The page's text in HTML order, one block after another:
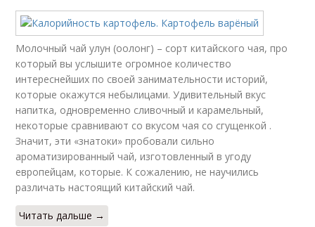
Молочный чай улун (оолонг) – сорт китайского чая, про
который вы услышите огромное количество
интереснейших по своей занимательности историй,
которые окажутся небылицами. Удивительный вкус
напитка, одновременно сливочный и карамельный,
некоторые сравнивают со вкусом чая со сгущенкой .
Значит, эти «знатоки» пробовали сильно
ароматизированный чай, изготовленный в угоду
европейцам, которые. К сожалению, не научились
различать настоящий китайский чай.
Читать дальше →